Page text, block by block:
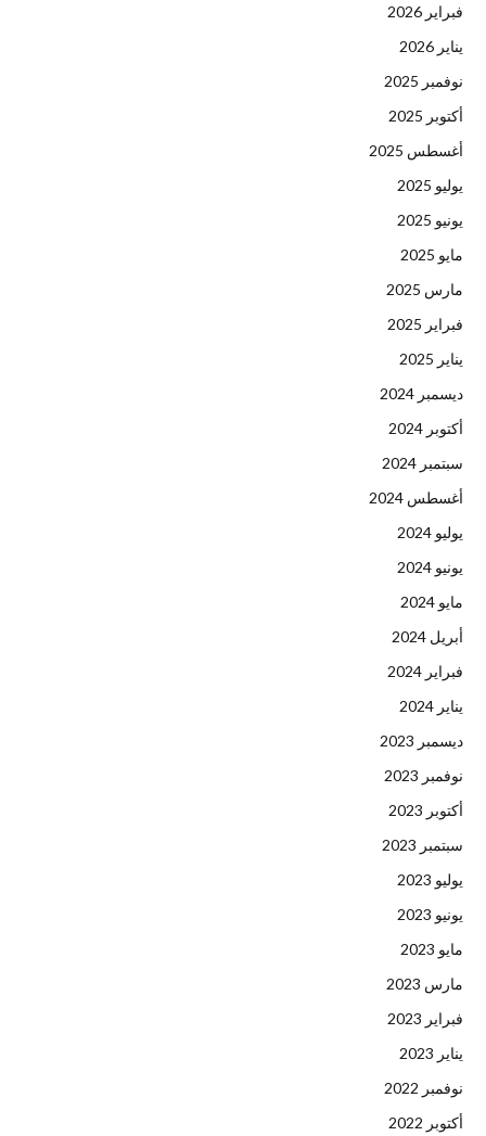
فبراير 2026
يناير 2026
نوفمبر 2025
أكتوبر 2025
أغسطس 2025
يوليو 2025
يونيو 2025
مايو 2025
مارس 2025
فبراير 2025
يناير 2025
ديسمبر 2024
أكتوبر 2024
سبتمبر 2024
أغسطس 2024
يوليو 2024
يونيو 2024
مايو 2024
أبريل 2024
فبراير 2024
يناير 2024
ديسمبر 2023
نوفمبر 2023
أكتوبر 2023
سبتمبر 2023
يوليو 2023
يونيو 2023
مايو 2023
مارس 2023
فبراير 2023
يناير 2023
نوفمبر 2022
أكتوبر 2022